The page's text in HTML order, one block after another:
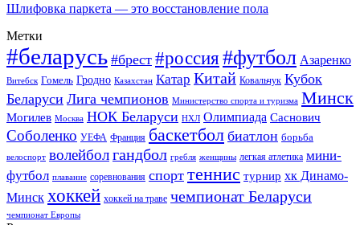
Шлифовка паркета — это восстановление пола
Метки
#беларусь #брест #россия#футбол Азаренко
Витебск Гомель Гродно Казахстан Катар Китай Ковальчук Кубок
Беларуси Лига чемпионов Министерство спорта и туризма Минск
Могилев Москва НОК Беларуси НХЛ Олимпиада Саснович
Соболенко УЕФА Франция баскетбол биатлон борьба
велоспорт волейболгандбол гребля женщины легкая атлетика мини-
футбол плавание соревнования спорт теннис турнир хк Динамо-
Минск хоккей хоккей на траве чемпионат Беларуси
чемпионат Европы